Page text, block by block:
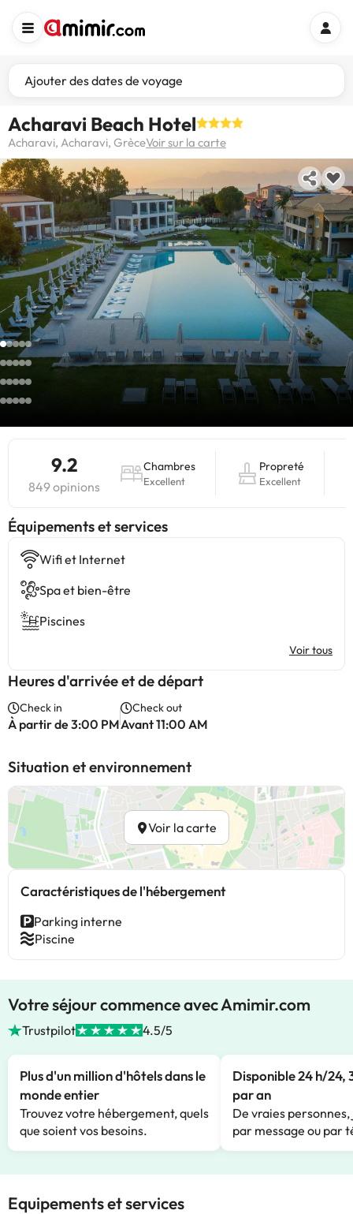
Ajouter des dates de voyage
Acharavi Beach Hotel
Acharavi, Acharavi, GrèceVoir sur la carte
9.2
849 opinions
Chambres
Excellent
Propreté
Excellent
​Équipements et services
Wifi et Internet
Spa et bien-être
Piscines
Voir tous
Heures d'arrivée et de départ
Check in
À partir de 3:00 PM
Check out
Avant 11:00 AM
Situation et environnement
Voir la carte
Caractéristiques de l'hébergement
Parking interne
Piscine
Votre séjour commence avec Amimir.com
Trustpilot 4.5/5
Plus d'un million d'hôtels dans le
monde entier
Trouvez votre hébergement, quels
que soient vos besoins.
Disponible 24 h/24,
par an
De vraies
par message ou par
Equipements et services